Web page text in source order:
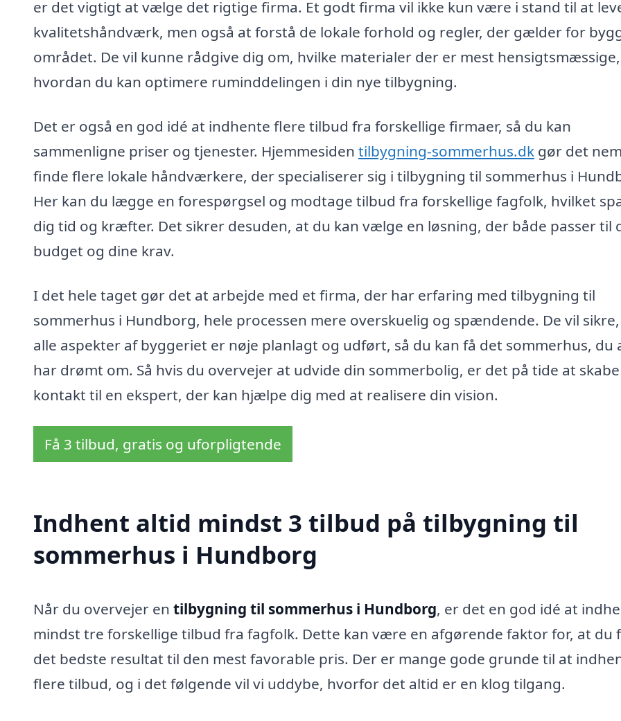
er det vigtigt at vælge det rigtige firma. Et godt firma vil ikke kun være i stand til at
kvalitetshåndværk, men også at forstå de lokale forhold og regler, der gælder for
området. De vil kunne rådgive dig om, hvilke materialer der er mest
hvordan du kan optimere ruminddelingen i din nye tilbygning.
Det er også en god idé at indhente flere tilbud fra forskellige firmaer, så du kan
sammenligne priser og tjenester. Hjemmesiden tilbygning-sommerhus.dk gør det
finde flere lokale håndværkere, der specialiserer sig i tilbygning til sommerhus i
Her kan du lægge en forespørgsel og modtage tilbud fra forskellige fagfolk, hvilket
dig tid og kræfter. Det sikrer desuden, at du kan vælge en løsning, der både passer til
budget og dine krav.
I det hele taget gør det at arbejde med et firma, der har erfaring med tilbygning til
sommerhus i Hundborg, hele processen mere overskuelig og spændende. De vil
alle aspekter af byggeriet er nøje planlagt og udført, så du kan få det sommerhus, du
har drømt om. Så hvis du overvejer at udvide din sommerbolig, er det på tide at skabe
kontakt til en ekspert, der kan hjælpe dig med at realisere din vision.
Få 3 tilbud, gratis og uforpligtende
Indhent altid mindst 3 tilbud på tilbygning til
sommerhus i Hundborg
Når du overvejer en tilbygning til sommerhus i Hundborg, er det en god idé at
mindst tre forskellige tilbud fra fagfolk. Dette kan være en afgørende faktor for, at du
det bedste resultat til den mest favorable pris. Der er mange gode grunde til at
flere tilbud, og i det følgende vil vi uddybe, hvorfor det altid er en klog tilgang.